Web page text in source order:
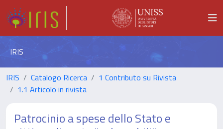
IRIS
IRIS Catalogo Ricerca
1 Contributo su Rivista
1.1 Articolo in rivista
Patrocinio a spese dello Stato e